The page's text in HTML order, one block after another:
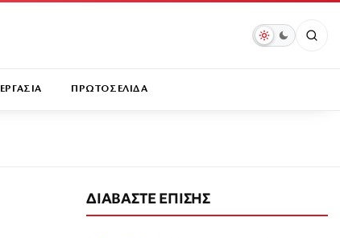
ΕΡΓΑΣΙΑ ΠΡΩΤΟΣΕΛΙΔΑ
ΔΙΑΒΑΣΤΕ ΕΠΙΣΗΣ